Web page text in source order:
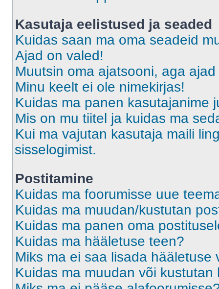
Kasutaja eelistused ja seaded
Kuidas saan ma oma seadeid
Ajad on valed!
Muutsin oma ajatsooni, aga
Minu keelt ei ole nimekirjas!
Kuidas ma panen kasutajanime
Mis on mu tiitel ja kuidas ma
Kui ma vajutan kasutaja maili
sisselogimist.
Postitamine
Kuidas ma foorumisse uue
Kuidas ma muudan/kustutan
Kuidas ma panen oma
Kuidas ma hääletuse teen?
Miks ma ei saa lisada hääletuse
Kuidas ma muudan või kustutan